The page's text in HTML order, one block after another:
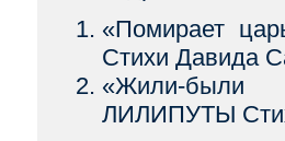
«Помирает
Стихи Давида
«Жили-были
ЛИЛИПУТЫ